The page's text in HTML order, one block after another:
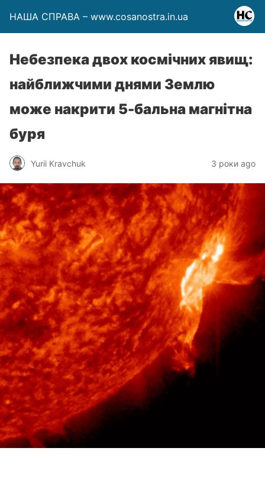
НАША СПРАВА – www.cosanostra.in.ua
Небезпека двох космічних явищ:
найближчими днями Землю
може накрити 5-бальна магнітна
буря
Yurii Kravchuk 3 роки ago